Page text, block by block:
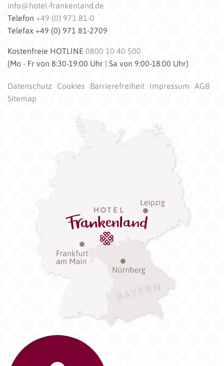
info@hotel-frankenland.de
Telefon +49 (0) 971 81-0
Telefax +49 (0) 971 81-2709
Kostenfreie HOTLINE 0800 10 40 500
(Mo - Fr von 8:30-19:00 Uhr | Sa von 9:00-18:00 Uhr)
Datenschutz Cookies Barrierefreiheit Impressum
AGB
Sitemap